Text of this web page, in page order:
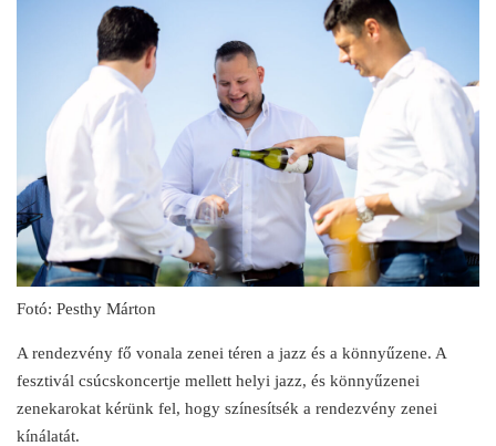
Fotó: Pesthy Márton
A rendezvény fő vonala zenei téren a jazz és a könnyűzene. A
fesztivál csúcskoncertje mellett helyi jazz, és könnyűzenei
zenekarokat kérünk fel, hogy színesítsék a rendezvény zenei
kínálatát.